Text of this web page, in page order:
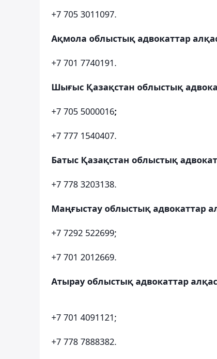
+7 705 3011097.
Ақмола облыстық адвокаттар
+7 701 7740191.
Шығыс Қазақстан облыстық
+7 705 5000016;
+7 777 1540407.
Батыс Қазақстан облыстық
+7 778 3203138.
Маңғыстау облыстық адвокаттар
+7 7292 522699;
+7 701 2012669.
Атырау облыстық адвокаттар
+7 701 4091121;
+7 778 7888382.